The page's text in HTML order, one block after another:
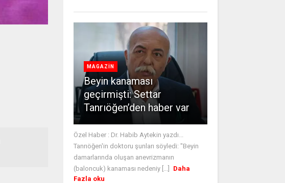
MAGAZİN
Beyin kanaması
geçirmişti: Settar
Tanrıöğen’den haber var
Özel Haber : Dr. Habib Aytekin yazdı...
Tanrıöğen'in doktoru şunları söyledi: "Beyin
damarlarında oluşan anevrizmanın
(baloncuk) kanaması nedeniy [...]
Daha
Fazla oku